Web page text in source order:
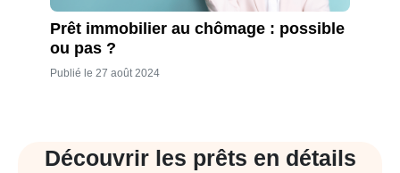
Prêt immobilier au chômage : possible
ou pas ?
Publié le 27 août 2024
Découvrir les prêts en détails